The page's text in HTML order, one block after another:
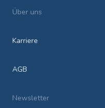
Über uns
Karriere
AGB
Newsletter